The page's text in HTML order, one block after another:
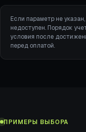
Если параметр не
недоступен. Порядок
условия после
перед оплатой.
ПРИМЕРЫ ВЫБОРА